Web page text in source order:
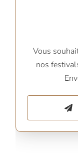
Vous
nos